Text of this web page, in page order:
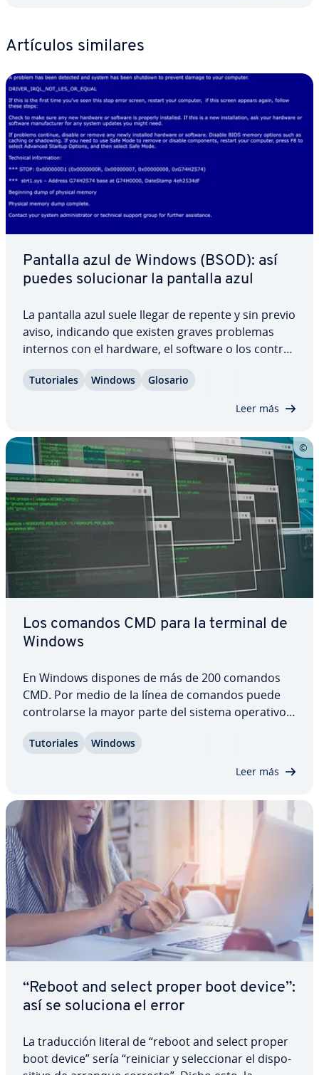
Artículos similares
Pantalla azul de Windows (BSOD): así
puedes so­lu­cio­nar la pantalla azul
La pantalla azul suele llegar de repente y sin previo
aviso, indicando que existen graves problemas
internos con el hardware, el software o los co­n­tro­
debido a este problema, el apagado forzoso se
Tu­to­ria­les Windows Glosario
Leer más
Los comandos CMD para la terminal de
Windows
En Windows dispones de más de 200 comandos
CMD. Por medio de la línea de comandos puede
co­n­tro­lar­se la mayor parte del sistema operativo,
comandos de la consola de Windows permiten
Tu­to­ria­les Windows
Leer más
“Reboot and select proper boot device”:
así se soluciona el error
La tra­du­c­ción literal de “reboot and select proper
boot device” sería “reiniciar y se­le­c­cio­nar el di­s­po­